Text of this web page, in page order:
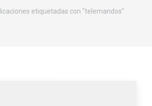
etiquetadas con "telemandos"